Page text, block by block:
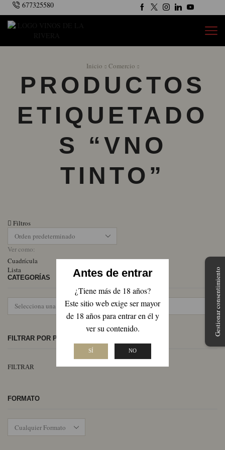
Antes de entrar
¿Tiene más de 18 años?
Este sitio web exige ser mayor
de 18 años para entrar en él y
ver su contenido.
SÍ NO
677325580
Inicio Comercio
PRODUCTOS
ETIQUETADO
S “VNO
TINTO”
Filtros
Ver como:
Cuadrícula
Lista
CATEGORÍAS
FILTRAR POR PRECIO
FILTRAR
FORMATO
Gestionar consentimiento